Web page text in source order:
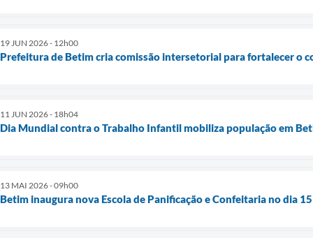
19 JUN 2026 - 12h00
Prefeitura de Betim cria comissão intersetorial para fortalecer o
11 JUN 2026 - 18h04
Dia Mundial contra o Trabalho Infantil mobiliza população em
13 MAI 2026 - 09h00
Betim inaugura nova Escola de Panificação e Confeitaria no dia